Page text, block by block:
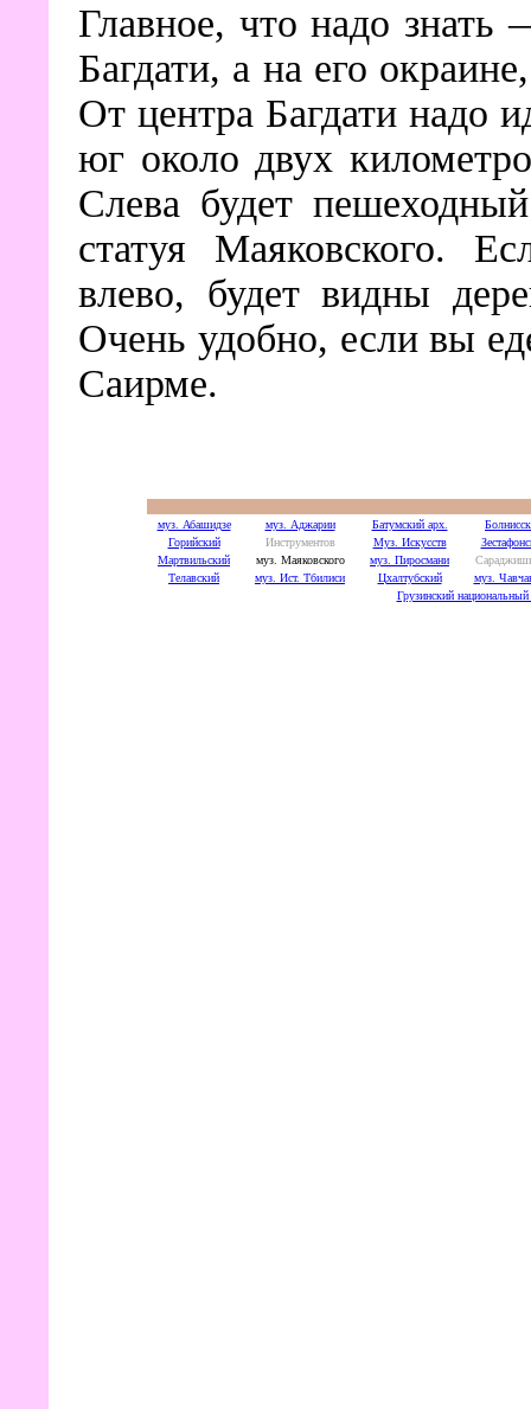
Главное, что надо знать
Багдати, а на его
От центра Багдати надо
юг около двух
Слева будет
статуя Маяковского.
влево, будет видны
Очень удобно, если вы
Саирме.
муз. Абашидзе муз. Аджарии Батумский арх.
Горийский
Инструментов Муз. Искусств
Мартвильский
муз. Маяковского муз. Пиросмани
Телавский
муз. Ист. Тбилиси Цхалтубский
муз.
Грузинский